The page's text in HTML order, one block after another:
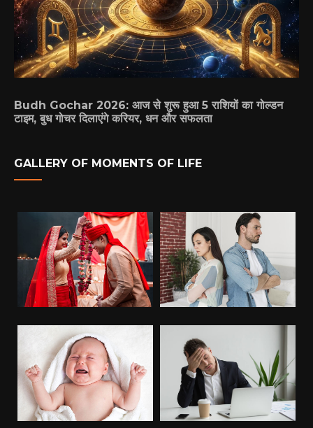
Budh Gochar 2026: आज से शुरू हुआ 5 राशियों का गोल्डन
टाइम, बुध गोचर दिलाएंगे करियर, धन और सफलता
GALLERY OF MOMENTS OF LIFE